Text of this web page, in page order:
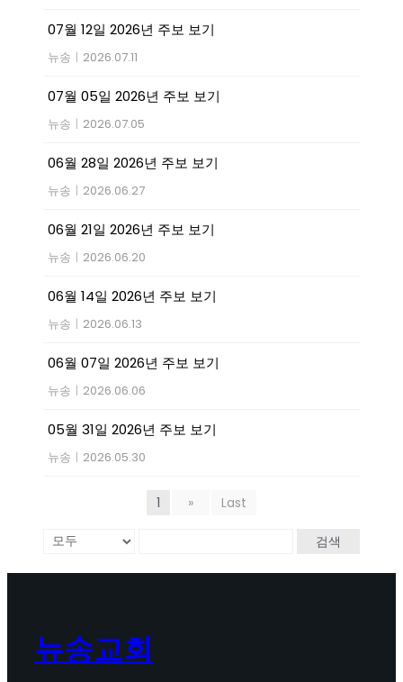
07월 12일 2026년 주보 보기
뉴송 | 2026.07.11
07월 05일 2026년 주보 보기
뉴송 | 2026.07.05
06월 28일 2026년 주보 보기
뉴송 | 2026.06.27
06월 21일 2026년 주보 보기
뉴송 | 2026.06.20
06월 14일 2026년 주보 보기
뉴송 | 2026.06.13
06월 07일 2026년 주보 보기
뉴송 | 2026.06.06
05월 31일 2026년 주보 보기
뉴송 | 2026.05.30
1 » Last
검색
뉴송교회